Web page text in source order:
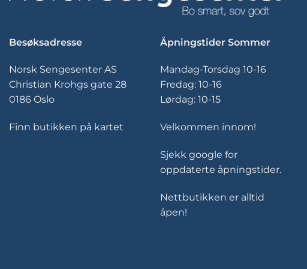
Besøksadresse
Norsk Sengesenter AS
Christian Krohgs gate 28
0186 Oslo
Finn butikken på kartet
Åpningstider Sommer
Mandag-Torsdag 10-16
Fredag: 10-16
Lørdag: 10-15
Velkommen innom!
Sjekk google for
oppdaterte åpningstider.
Nettbutikken er alltid
åpen!